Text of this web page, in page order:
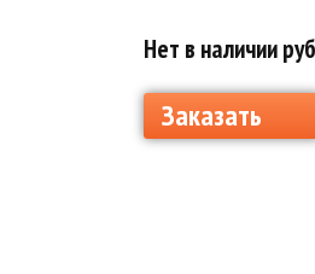
Нет в наличии
Заказать